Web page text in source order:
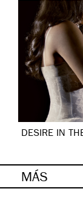
DESIRE IN
MÁS